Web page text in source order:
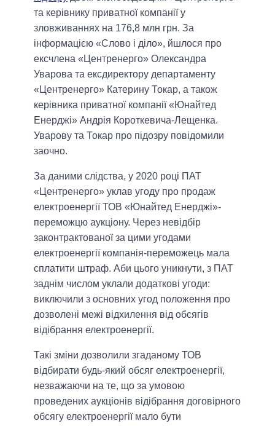
та керівнику приватної компанії у
зловживаннях на 176,8 млн грн. За
інформацією «Слово і діло», йшлося про
ексчлена «Центренерго» Олександра
Уварова та ексдиректору департаменту
«Центренерго» Катерину Токар, а також
керівника приватної компанії «Юнайтед
Енерджі» Андрія Короткевича-Лещенка.
Уварову та Токар про підозру повідомили
заочно.
За даними слідства, у 2020 році ПАТ
«Центренерго» уклав угоду про продаж
електроенергії ТОВ «Юнайтед Енерджі»-
переможцю аукціону. Через невідбір
законтрактованої за цими угодами
електроенергії компанія-переможець мала
сплатити штраф. Аби цього уникнути, з ПАТ
заднім числом уклали додаткові угоди:
виключили з основних угод положення про
дозволені межі відхилення від обсягів
відібрання електроенергії.
Такі зміни дозволили згаданому ТОВ
відбирати будь-який обсяг електроенергії,
незважаючи на те, що за умовою
проведених аукціонів відібрання договірного
обсягу електроенергії мало бути